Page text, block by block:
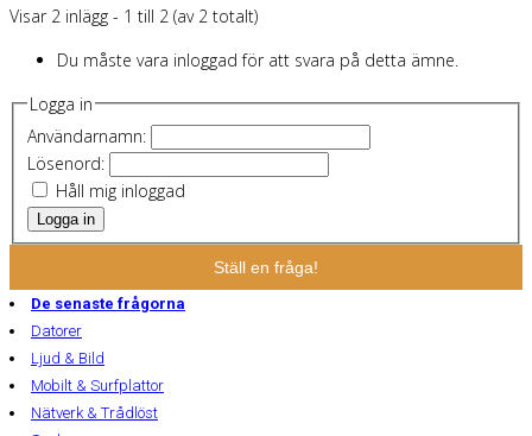
Visar 2 inlägg - 1 till 2 (av 2 totalt)
Du måste vara inloggad för att svara på detta ämne.
Logga in
Användarnamn:
Lösenord:
Håll mig inloggad
Logga in
Ställ en fråga!
De senaste frågorna
Datorer
Ljud & Bild
Mobilt & Surfplattor
Nätverk & Trådlöst